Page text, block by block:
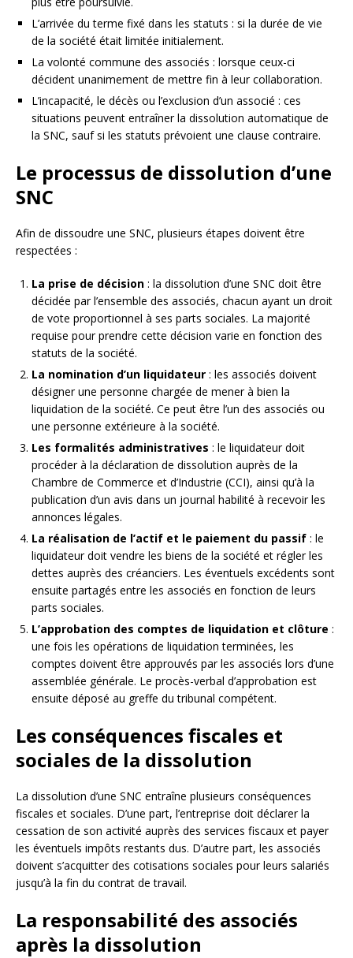
L’arrivée du terme fixé dans les statuts : si la durée de vie
de la société était limitée initialement.
La volonté commune des associés : lorsque ceux-ci
décident unanimement de mettre fin à leur collaboration.
L’incapacité, le décès ou l’exclusion d’un associé : ces
situations peuvent entraîner la dissolution automatique de
la SNC, sauf si les statuts prévoient une clause contraire.
Le processus de dissolution d’une
SNC
Afin de dissoudre une SNC, plusieurs étapes doivent être
respectées :
La prise de décision : la dissolution d’une SNC doit être
décidée par l’ensemble des associés, chacun ayant un droit
de vote proportionnel à ses parts sociales. La majorité
requise pour prendre cette décision varie en fonction des
statuts de la société.
La nomination d’un liquidateur : les associés doivent
désigner une personne chargée de mener à bien la
liquidation de la société. Ce peut être l’un des associés ou
une personne extérieure à la société.
Les formalités administratives : le liquidateur doit
procéder à la déclaration de dissolution auprès de la
Chambre de Commerce et d’Industrie (CCI), ainsi qu’à la
publication d’un avis dans un journal habilité à recevoir les
annonces légales.
La réalisation de l’actif et le paiement du passif : le
liquidateur doit vendre les biens de la société et régler les
dettes auprès des créanciers. Les éventuels excédents sont
ensuite partagés entre les associés en fonction de leurs
parts sociales.
L’approbation des comptes de liquidation et clôture :
une fois les opérations de liquidation terminées, les
comptes doivent être approuvés par les associés lors d’une
assemblée générale. Le procès-verbal d’approbation est
ensuite déposé au greffe du tribunal compétent.
Les conséquences fiscales et
sociales de la dissolution
La dissolution d’une SNC entraîne plusieurs conséquences
fiscales et sociales. D’une part, l’entreprise doit déclarer la
cessation de son activité auprès des services fiscaux et payer
les éventuels impôts restants dus. D’autre part, les associés
doivent s’acquitter des cotisations sociales pour leurs salariés
jusqu’à la fin du contrat de travail.
La responsabilité des associés
après la dissolution